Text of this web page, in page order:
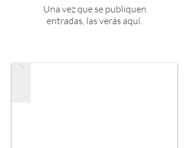
Una vez que se publiquen
entradas, las verás aquí.